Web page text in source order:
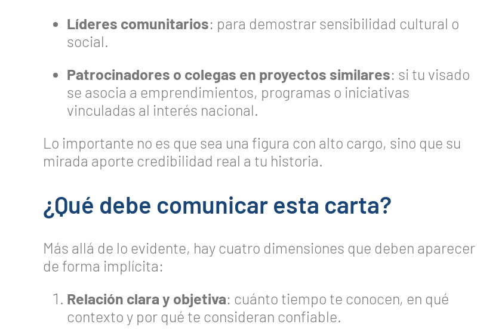
Líderes comunitarios: para demostrar sensibilidad cultural o
social.
Patrocinadores o colegas en proyectos similares: si tu visado
se asocia a emprendimientos, programas o iniciativas
vinculadas al interés nacional.
Lo importante no es que sea una figura con alto cargo, sino que su
mirada aporte credibilidad real a tu historia.
¿Qué debe comunicar esta carta?
Más allá de lo evidente, hay cuatro dimensiones que deben aparecer
de forma implícita:
Relación clara y objetiva: cuánto tiempo te conocen, en qué
contexto y por qué te consideran confiable.